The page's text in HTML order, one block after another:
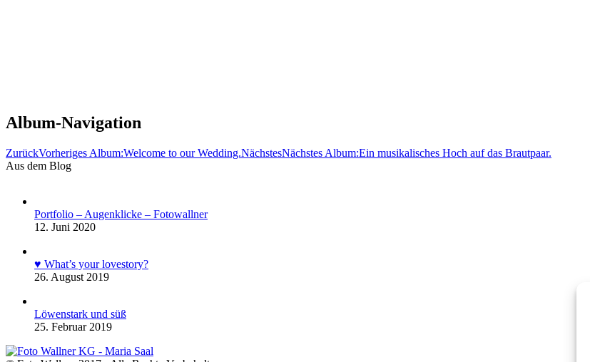
Album-Navigation
ZurückVorheriges Album:Welcome to our Wedding.NächstesNächstes Album:Ein musikalisches Hoch auf das Brautpaar.
Aus dem Blog
Portfolio – Augenklicke – Fotowallner
12. Juni 2020
♥ What’s your lovestory?
26. August 2019
Löwenstark und süß
25. Februar 2019